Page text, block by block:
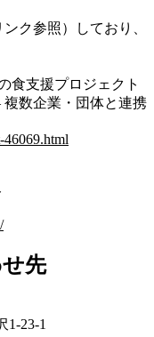
ク参照）しており、
食支援プロジェクト
数企業・団体と連携
46069.html
先
23-1